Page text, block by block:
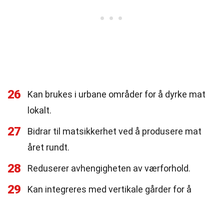
26
Kan brukes i urbane områder for å dyrke mat
lokalt.
27
Bidrar til matsikkerhet ved å produsere mat
året rundt.
28 Reduserer avhengigheten av værforhold.
29 Kan integreres med vertikale gårder for å